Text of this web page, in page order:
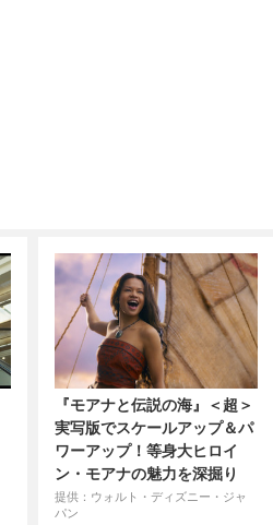
『モアナと伝説の海』＜超＞
実写版でスケールアップ＆パ
ワーアップ！等身大ヒロイ
ン・モアナの魅力を深掘り
提供：ウォルト・ディズニー・ジャ
パン